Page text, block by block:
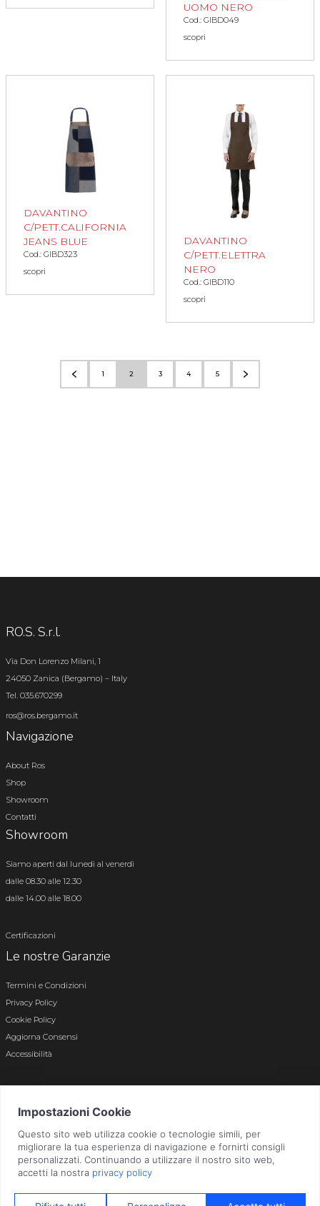
UOMO NERO
Cod.: GIBD049
scopri
DAVANTINO
C/PETT.CALIFORNIA
JEANS BLUE
Cod.: GIBD323
scopri
DAVANTINO
C/PETT.ELETTRA
NERO
Cod.: GIBD110
scopri
1 2 3 4 5
RO.S. S.r.l.
Via Don Lorenzo Milani, 1
24050 Zanica (Bergamo) – Italy
Tel. 035.670299
ros@ros.bergamo.it
Navigazione
About Ros
Shop
Showroom
Contatti
Showroom
Siamo aperti dal lunedì al venerdì
dalle 08.30 alle 12.30
dalle 14.00 alle 18.00
Certificazioni
Le nostre Garanzie
Termini e Condizioni
Privacy Policy
Cookie Policy
Aggiorna Consensi
Accessibilità
Bergamo n. 01496180165 · Capitale Sociale i.v. € 800.000,00